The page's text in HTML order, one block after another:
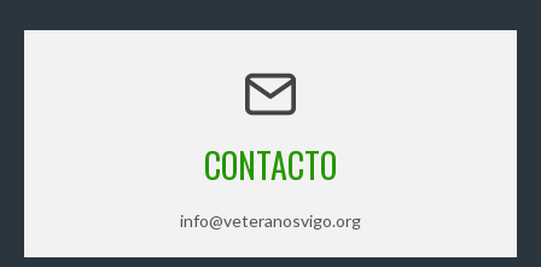
CONTACTO
info@veteranosvigo.org